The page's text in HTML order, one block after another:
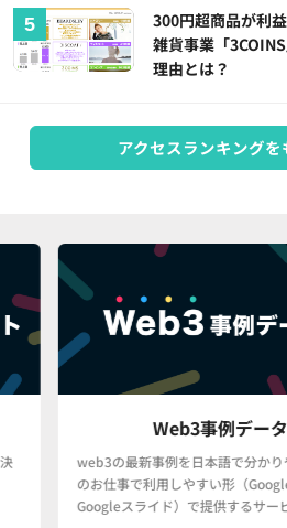
300円超商品が利
雑貨事業「
理由とは？
アクセスランキングを
Web3事例デー
web3の最新事例を日本語で分か
のお仕事で利用しやすい形（
Googleスライド）で提供するサー